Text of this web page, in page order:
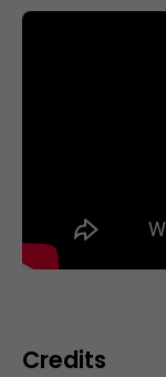
Credits